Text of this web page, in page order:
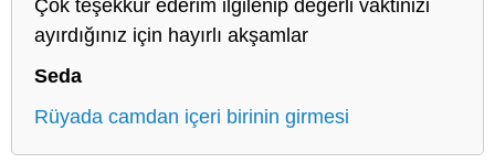
Çok teşekkür ederim ilgilenip değerli vaktinizi
ayırdığınız için hayırlı akşamlar
Seda
Rüyada camdan içeri birinin girmesi